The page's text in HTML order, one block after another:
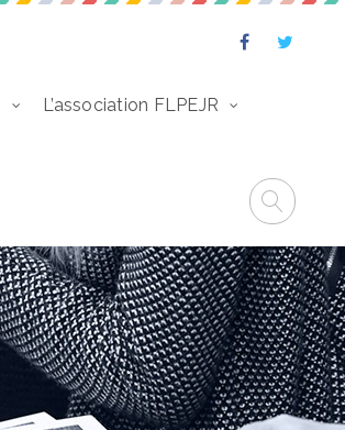
L’association FLPEJR